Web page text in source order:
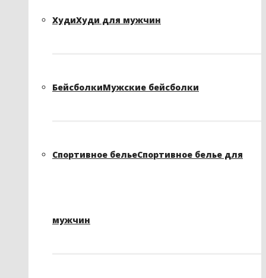
ХудиХуди для мужчин
БейсболкиМужские бейсболки
Спортивное бельеСпортивное белье для
мужчин